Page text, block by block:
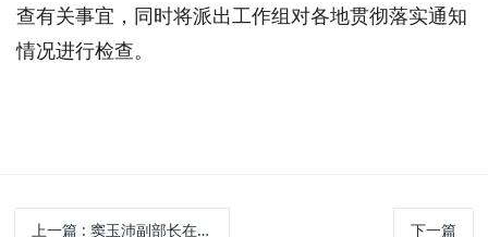
查有关事宜，同时将派出工作组对各地贯彻落实通知
情况进行检查。
上一篇 : 窦玉沛副部长在福建检查民政系统安全生产工作 下一篇